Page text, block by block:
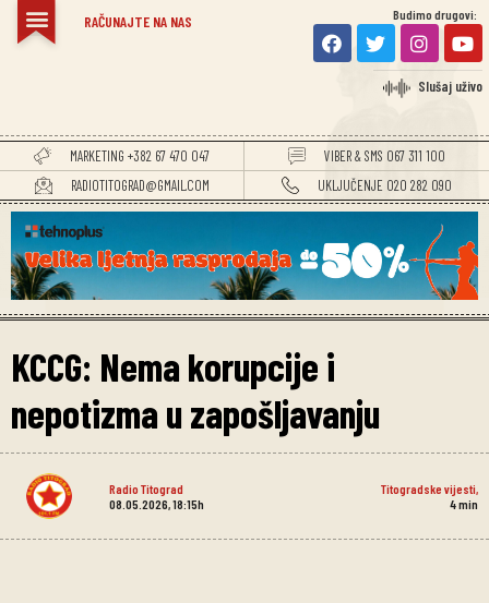
RAČUNAJTE NA NAS Budimo drugovi:
Slušaj uživo
MARKETING +382 67 470 047
VIBER & SMS 067 311 100
RADIOTITOGRAD@GMAIL.COM
UKLJUČENJE 020 282 090
KCCG: Nema korupcije i
nepotizma u zapošljavanju
Radio Titograd Titogradske vijesti
08.05.2026, 18:15h
4min